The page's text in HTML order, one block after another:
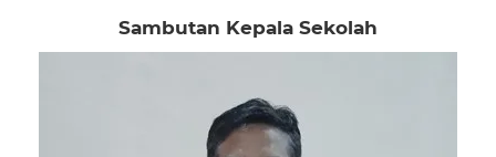
Sambutan Kepala Sekolah